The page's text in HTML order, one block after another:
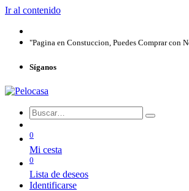
Ir al contenido
"Pagina en Constuccion, Puedes Comprar con
Síganos
0
Mi cesta
0
Lista de deseos
Identificarse